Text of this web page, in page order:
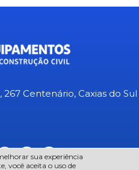
Centenário, Caxias do Sul
sua experiência
você aceita o uso de